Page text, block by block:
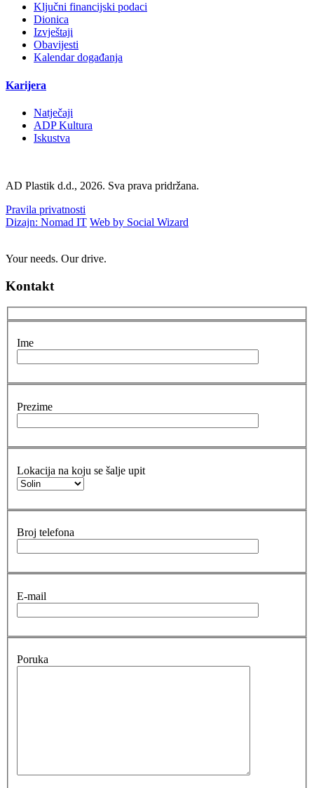
Ključni financijski podaci
Dionica
Izvještaji
Obavijesti
Kalendar događanja
Karijera
Natječaji
ADP Kultura
Iskustva
AD Plastik d.d., 2026. Sva prava pridržana.
Pravila privatnosti
Dizajn: Nomad IT Web by Social Wizard
Your needs. Our drive.
Kontakt
Ime
Prezime
Lokacija na koju se šalje upit
Broj telefona
E-mail
Poruka